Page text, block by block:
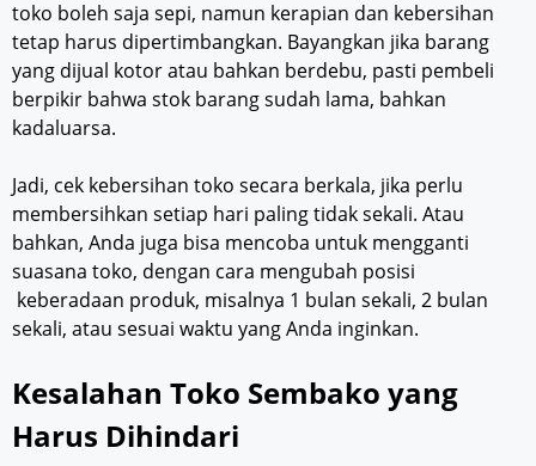
toko boleh saja sepi, namun kerapian dan kebersihan
tetap harus dipertimbangkan. Bayangkan jika barang
yang dijual kotor atau bahkan berdebu, pasti pembeli
berpikir bahwa stok barang sudah lama, bahkan
kadaluarsa.
Jadi, cek kebersihan toko secara berkala, jika perlu
membersihkan setiap hari paling tidak sekali. Atau
bahkan, Anda juga bisa mencoba untuk mengganti
suasana toko, dengan cara mengubah posisi
keberadaan produk, misalnya 1 bulan sekali, 2 bulan
sekali, atau sesuai waktu yang Anda inginkan.
Kesalahan Toko Sembako yang
Harus Dihindari